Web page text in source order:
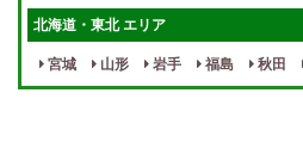
女性スタッフがいる！ 終
週１～OK 自
北海道・東北 エリア
宮城 山形 岩手 福島 秋田